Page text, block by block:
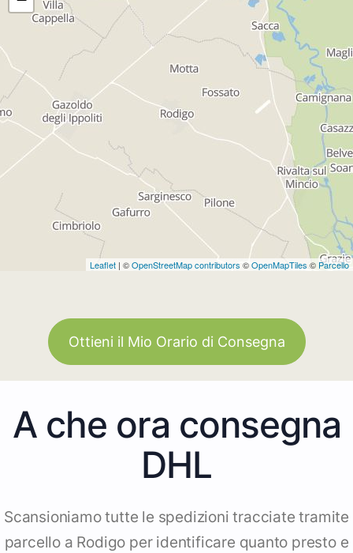
Leaflet | ©OpenStreetMap contributors ©OpenMapTiles © Parcello
Ottieni il Mio Orario di Consegna
A che ora consegna
DHL
Scansioniamo tutte le spedizioni tracciate tramite
parcello a Rodigo per identificare quanto presto e